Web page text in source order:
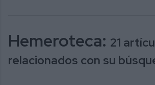
Hemeroteca: 21
relacionados con su